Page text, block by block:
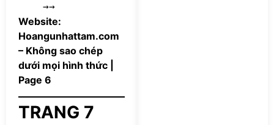
→→
Website:
Hoangunhattam.com
– Không sao chép
dưới mọi hình thức |
Page 6
TRANG 7